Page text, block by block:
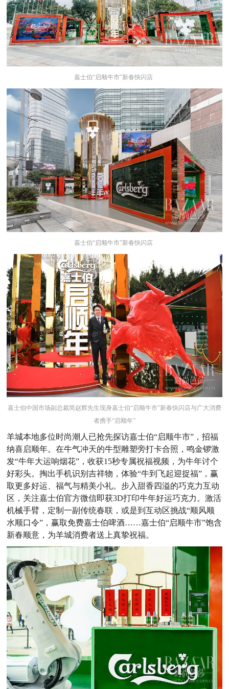
嘉士伯“启顺牛市”新春快闪店
嘉士伯“启顺牛市”新春快闪店
嘉士伯中国市场副总裁简赵辉先生现身嘉士伯“启顺牛市”新春快闪店与广大消费
者携手“启顺年”
羊城本地多位时尚潮人已抢先探访嘉士伯“启顺牛市”，招福
纳喜启顺年。在牛气冲天的牛型雕塑旁打卡合照，鸣金锣激
发“牛年大运响烟花”，收获15秒专属祝福视频，为牛年讨个
好彩头。掏出手机识别吉祥物，体验“牛到飞起迎捉福”，赢
取更多好运、福气与精美小礼。步入甜香四溢的巧克力互动
区，关注嘉士伯官方微信即获3D打印牛年好运巧克力。激活
机械手臂，定制一副传统春联，或是到互动区挑战“顺风顺
水顺口令”，赢取免费嘉士伯啤酒……嘉士伯“启顺牛市”饱含
新春顺意，为羊城消费者送上真挚祝福。